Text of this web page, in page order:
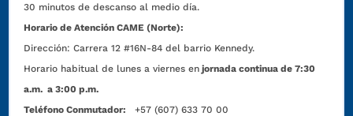
30 minutos de descanso al medio día.
Horario de Atención CAME (Norte):
Dirección:Carrera 12 #16N-84 del barrio Kennedy.
Horario habitual de lunes a viernes en jornada continua de 7:30
a.m. a 3:00 p.m.
Teléfono Conmutador:
+57 (607) 633 70 00